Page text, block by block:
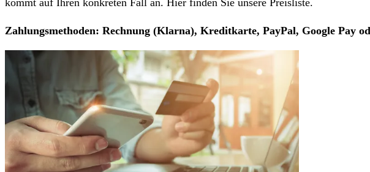
kommt auf Ihren konkreten Fall an. Hier finden Sie unsere Preisliste.
Zahlungsmethoden: Rechnung (Klarna), Kreditkarte, PayPal, Google Pay